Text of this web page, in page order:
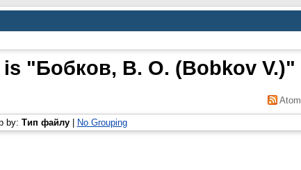
is "Бобков, В. О. (Bobkov V.)"
Atom
by: Тип файлу| No Grouping